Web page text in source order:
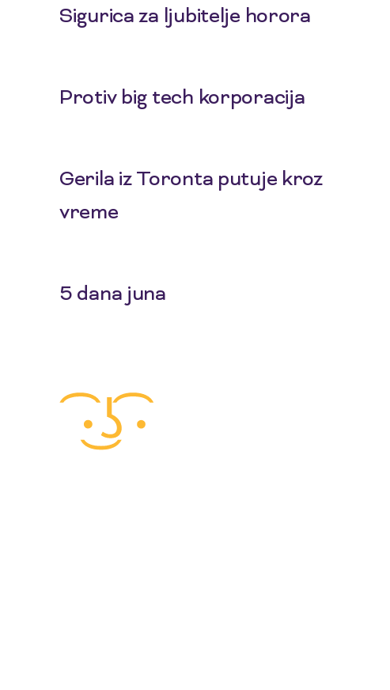
Sigurica za ljubitelje horora
Protiv big tech korporacija
Gerila iz Toronta putuje kroz
vreme
5 dana juna